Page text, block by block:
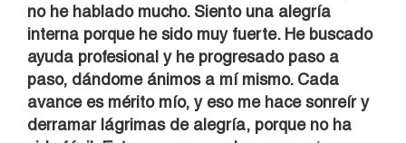
no he hablado mucho. Siento una alegría
interna porque he sido muy fuerte. He buscado
ayuda profesional y he progresado paso a
paso, dándome ánimos a mí mismo. Cada
avance es mérito mío, y eso me hace sonreír y
derramar lágrimas de alegría, porque no ha